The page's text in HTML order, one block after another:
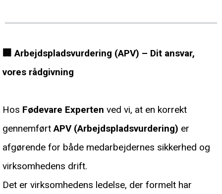
🏢Arbejdspladsvurdering (APV) – Dit ansvar,
vores rådgivning
Hos Fødevare Experten ved vi, at en korrekt
gennemførtAPV (Arbejdspladsvurdering) er
afgørende for både medarbejdernes sikkerhed og
virksomhedens drift.
Det er virksomhedens ledelse, der formelt har